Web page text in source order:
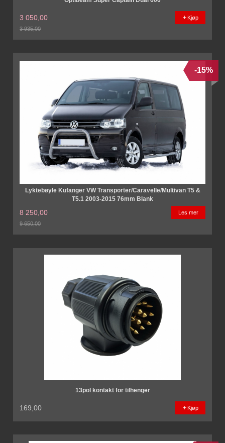
3 050,00
3 935,00
Kjøp
Lyktebøyle Kufanger VW Transporter/Caravelle/Multivan T5 &
T5.1 2003-2015 76mm Blank
8 250,00
9 650,00
-15%
Les mer
13pol kontakt for tilhenger
169,00 Kjøp